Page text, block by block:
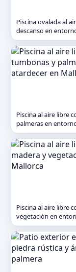
Piscina ovalada al
descanso en
Piscina al aire libre
palmeras en
Piscina al aire libre
vegetación en